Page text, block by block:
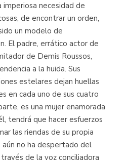
necesidad de
de encontrar un orden,
un modelo de
El padre, errático actor de
de Demis Roussos,
a la huida. Sus
estelares dejan huellas
en cada uno de sus cuatro
es una mujer enamorada
tendrá que hacer esfuerzos
las riendas de su propia
aún no ha despertado del
de la voz conciliadora